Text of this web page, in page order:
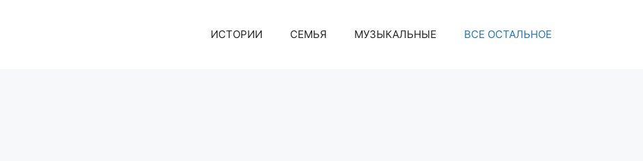
ИСТОРИИ СЕМЬЯ МУЗЫКАЛЬНЫЕ ВСЕ ОСТАЛЬНОЕ